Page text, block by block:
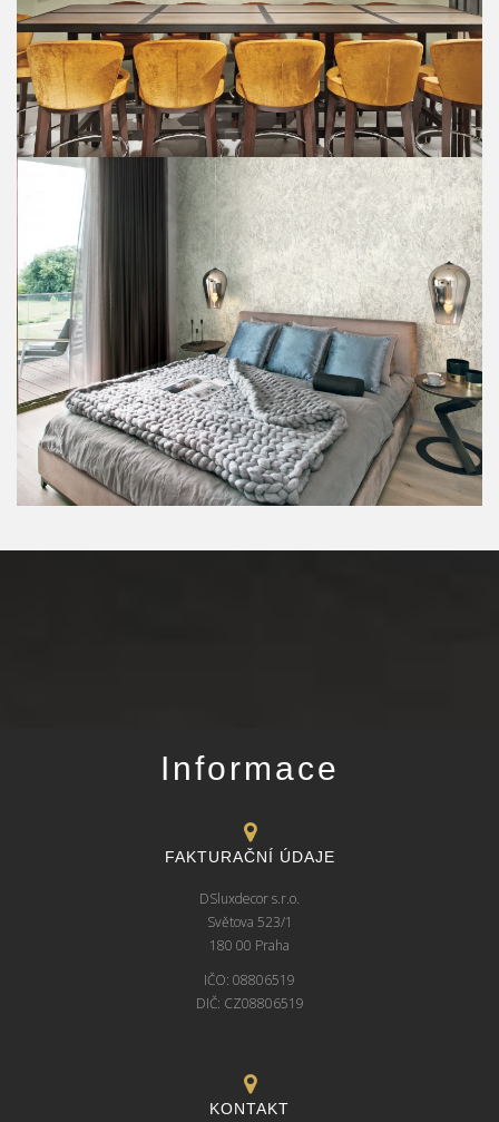
Informace
FAKTURAČNÍ ÚDAJE
DSluxdecor s.r.o.
Světova 523/1
180 00 Praha
IČO: 08806519
DIČ: CZ08806519
KONTAKT